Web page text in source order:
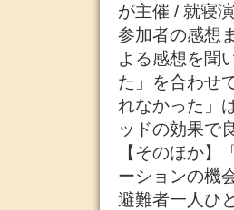
が主催 / 就寝
参加者の感想
よる感想を聞
た」を合わせ
れなかった」
ッドの効果で
【そのほか
ーションの機
避難者一人ひ